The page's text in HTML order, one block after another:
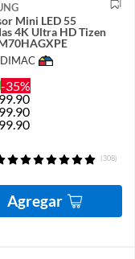
Mini LED 55
4K Ultra HD Tizen
-35%
(308)
Agregar